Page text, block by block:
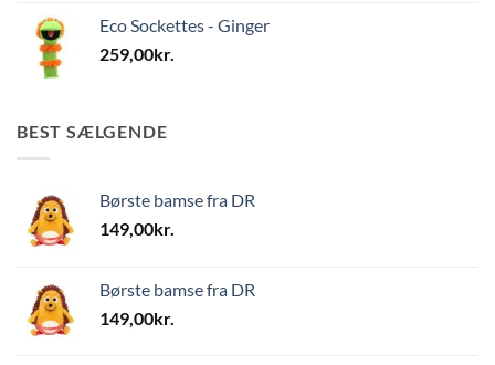
Eco Sockettes - Ginger
259,00kr.
BEST SÆLGENDE
Børste bamse fra DR
149,00kr.
Børste bamse fra DR
149,00kr.